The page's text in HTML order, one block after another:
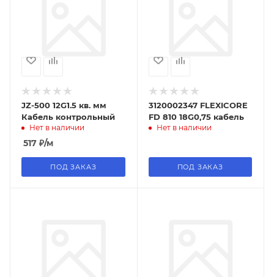
JZ-500 12G1.5 кв. мм
Кабель контрольный
Нет в наличии
517 ₽/м
ПОД ЗАКАЗ
3120002347 FLEXICORE
FD 810 18G0,75 кабель
Нет в наличии
ПОД ЗАКАЗ